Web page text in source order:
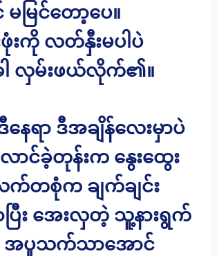
မြင်တော့ပေ။
းကို လတ်နှီးမပါပဲ
ါ လှမ်းဖယ်လိုက်၏။
ေရာ ဒီအချိန်လေးမှာပဲ
င်ခဲ့တုန်းက နွေးထွေး
တစုံက ချက်ချင်း
ြီး အေးလှတဲ့ သူ့နားရွက်
အပူသက်သာအောင်